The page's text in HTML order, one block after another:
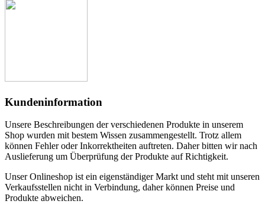
Kundeninformation
Unsere Beschreibungen der verschiedenen Produkte in unserem
Shop wurden mit bestem Wissen zusammengestellt. Trotz allem
können Fehler oder Inkorrektheiten auftreten. Daher bitten wir nach
Auslieferung um Überprüfung der Produkte auf Richtigkeit.
Unser Onlineshop ist ein eigenständiger Markt und steht mit unseren
Verkaufsstellen nicht in Verbindung, daher können Preise und
Produkte abweichen.